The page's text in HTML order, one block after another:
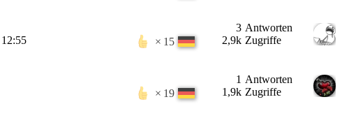
15
Antworten
3
Zugriffe
2,9k
19
Antworten
1
Zugriffe
1,9k